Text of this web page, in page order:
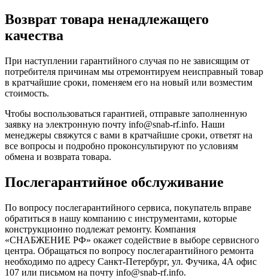
Возврат товара ненадлежащего
качества
При наступлении гарантийного случая по не зависящим от
потребителя причинам мы отремонтируем неисправный товар
в кратчайшие сроки, поменяем его на новый или возместим
стоимость.
Чтобы воспользоваться гарантией, отправьте заполненную
заявку на электронную почту info@snab-rf.info. Наши
менеджеры свяжутся с вами в кратчайшие сроки, ответят на
все вопросы и подробно проконсультируют по условиям
обмена и возврата товара.
Послегарантийное обслуживание
По вопросу послегарантийного сервиса, покупатель вправе
обратиться в нашу компанию с инструментами, которые
конструкционно подлежат ремонту. Компания
«СНАБЖЕНИЕ РФ» окажет содействие в выборе сервисного
центра. Обращаться по вопросу послегарантийного ремонта
необходимо по адресу Санкт-Петербург, ул. Фучика, 4А офис
107 или письмом на почту info@snab-rf.info.